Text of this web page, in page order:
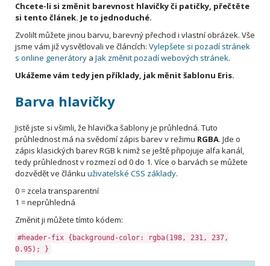
Chcete-li si změnit barevnost hlavičky či patičky, přečtěte
si tento článek. Je to jednoduché.
Zvolilt můžete jinou barvu, barevný přechod i vlastní obrázek. Vše
jsme vám již vysvětlovali ve článcích: Vylepšete si pozadí stránek
s online generátory a Jak změnit pozadí webových stránek.
Ukážeme vám tedy jen příklady, jak měnit šablonu Eris.
Barva hlavičky
Jistě jste si všimli, že hlavička šablony je průhledná. Tuto
průhlednost má na svědomí zápis barev v režimu RGBA. Jde o
zápis klasických barev RGB k nimž se ještě připojuje alfa kanál,
tedy průhlednost v rozmezí od 0 do 1. Více o barvách se můžete
dozvědět ve článku uživatelské CSS základy.
0 = zcela transparentní
1 = neprůhledná
Změnit ji můžete tímto kódem:
#header-fix {background-color: rgba(198, 231, 237,
0.95); }